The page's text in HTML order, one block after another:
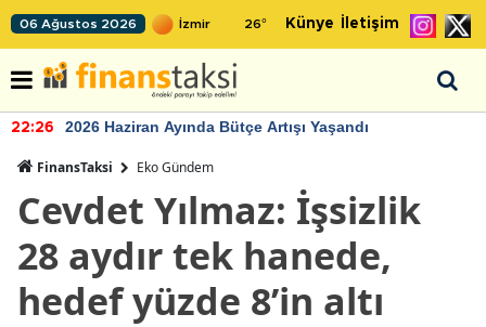
06 Ağustos 2026 26° Künye İletişim
22:26 2026 Haziran Ayında Bütçe Artışı Yaşandı
FinansTaksi Eko Gündem
Cevdet Yılmaz: İşsizlik
28 aydır tek hanede,
hedef yüzde 8’in altı